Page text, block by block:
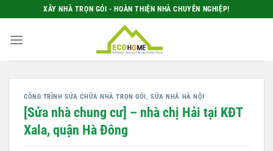
qua
nội
XÂY NHÀ TRỌN GÓI - HOÀN THIỆN NHÀ CHUYÊN NGHIỆP!
CÔNG TRÌNH SỬA CHỮA NHÀ TRỌN GÓI,SỬA NHÀ HÀ NỘI
[Sửa nhà chung cư] – nhà chị Hải tại KĐT
Xala, quận Hà Đông